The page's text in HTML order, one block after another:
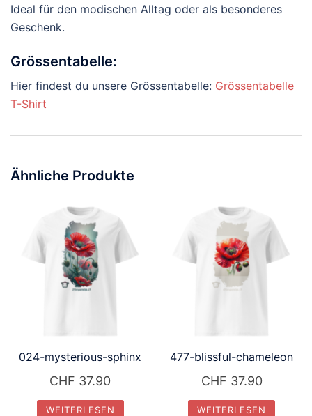
Ideal für den modischen Alltag oder als besonderes
Geschenk.
Grössentabelle:
Hier findest du unsere Grössentabelle: Grössentabelle
T-Shirt
Ähnliche Produkte
024-mysterious-sphinx
CHF 37.90
WEITERLESEN
477-blissful-chameleon
CHF 37.90
WEITERLESEN